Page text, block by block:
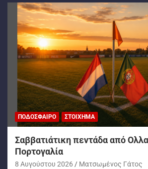
ΠΟΔΌΣΦΑΙΡΟ ΣΤΟΊΧΗΜΑ
Σαββατιάτικη πεντάδα από
Πορτογαλία
8 Αυγούστου 2026 Ματσωμένος Γάτος